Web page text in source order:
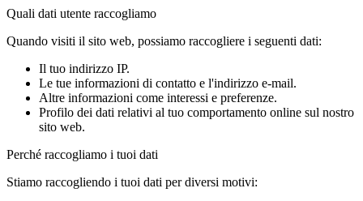
Quali dati utente raccogliamo
Quando visiti il sito web, possiamo raccogliere i seguenti dati:
Il tuo indirizzo IP.
Le tue informazioni di contatto e l'indirizzo e-mail.
Altre informazioni come interessi e preferenze.
Profilo dei dati relativi al tuo comportamento online sul nostro
sito web.
Perché raccogliamo i tuoi dati
Stiamo raccogliendo i tuoi dati per diversi motivi: